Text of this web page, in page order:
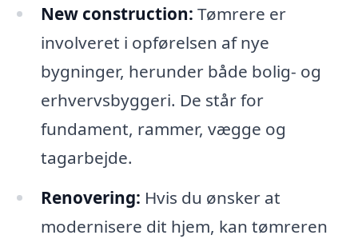
New construction: Tømrere er
involveret i opførelsen af nye
bygninger, herunder både bolig- og
erhvervsbyggeri. De står for
fundament, rammer, vægge og
tagarbejde.
Renovering: Hvis du ønsker at
modernisere dit hjem, kan tømreren